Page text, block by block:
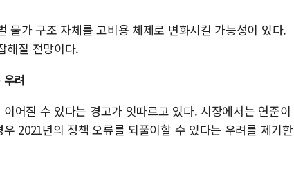
물가 구조 자체를 고비용 체제로 변화시킬 가능성이 있다.
해질 전망이다.
려
어질 수 있다는 경고가 잇따르고 있다. 시장에서는 연준이
2021년의 정책 오류를 되풀이할 수 있다는 우려를 제기한